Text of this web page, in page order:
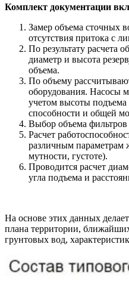
Комплект документации
Замер объема сточных
отсутствия притока с
По результату расчета
диаметр и высота
объема.
По объему
оборудования. Насосы
учетом высоты
способности и общей
Выбор объема фильтров
Расчет
различным параметрам
мутности, густоте).
Проводится расчет
угла подъема и
На основе этих данных
плана территории,
грунтовых вод,